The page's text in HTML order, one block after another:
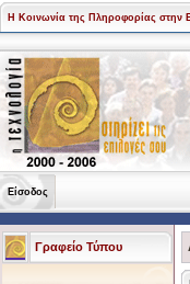
Η Κοινωνία της Πληροφορίας στην
Είσοδος
Γραφείο Τύπου